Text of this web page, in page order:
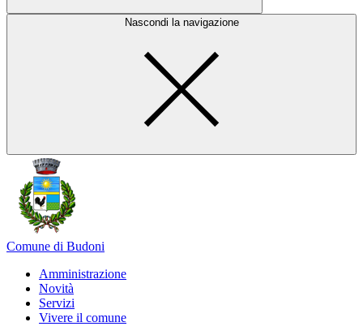
Nascondi la navigazione
Comune di Budoni
Amministrazione
Novità
Servizi
Vivere il comune